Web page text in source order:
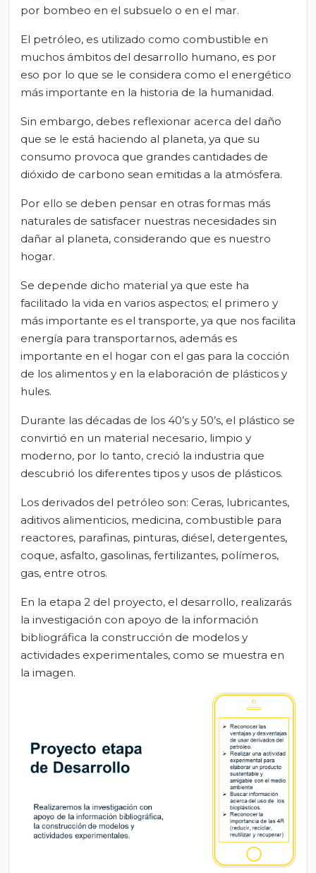
por bombeo en el subsuelo o en el mar.
El petróleo, es utilizado como combustible en
muchos ámbitos del desarrollo humano, es por
eso por lo que se le considera como el energético
más importante en la historia de la humanidad.
Sin embargo, debes reflexionar acerca del daño
que se le está haciendo al planeta, ya que su
consumo provoca que grandes cantidades de
dióxido de carbono sean emitidas a la atmósfera.
Por ello se deben pensar en otras formas más
naturales de satisfacer nuestras necesidades sin
dañar al planeta, considerando que es nuestro
hogar.
Se depende dicho material ya que este ha
facilitado la vida en varios aspectos; el primero y
más importante es el transporte, ya que nos facilita
energía para transportarnos, además es
importante en el hogar con el gas para la cocción
de los alimentos y en la elaboración de plásticos y
hules.
Durante las décadas de los 40’s y 50’s, el plástico se
convirtió en un material necesario, limpio y
moderno, por lo tanto, creció la industria que
descubrió los diferentes tipos y usos de plásticos.
Los derivados del petróleo son: Ceras, lubricantes,
aditivos alimenticios, medicina, combustible para
reactores, parafinas, pinturas, diésel, detergentes,
coque, asfalto, gasolinas, fertilizantes, polímeros,
gas, entre otros.
En la etapa 2 del proyecto, el desarrollo, realizarás
la investigación con apoyo de la información
bibliográfica la construcción de modelos y
actividades experimentales, como se muestra en
la imagen.